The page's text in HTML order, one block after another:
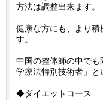
方法は調整出来ます。
健康な方にも、より積
す。
中国の整体師の中で
学療法特別技術者」と
◆ダイエットコース